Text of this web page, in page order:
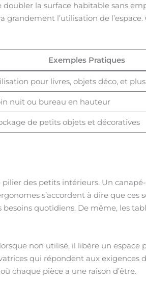
la surface habitable sans
l’utilisation de l’espace.
Exemples Pratiques
pour livres, objets déco, et plus
nuit ou bureau en hauteur
de petits objets et décoratives
des petits intérieurs. Un
s’accordent à dire que ces
quotidiens. De même, les
non utilisé, il libère un espace
qui répondent aux exigences
chaque pièce a une raison d’être.